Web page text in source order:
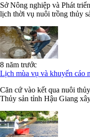
Sở Nông nghiệp và Phát
lịch thời vụ nuôi trồng thủy
8 năm trước
Lịch mùa vụ và khuyến cáo
Căn cứ vào kết qua nuôi
Thủy sản tỉnh Hậu Giang